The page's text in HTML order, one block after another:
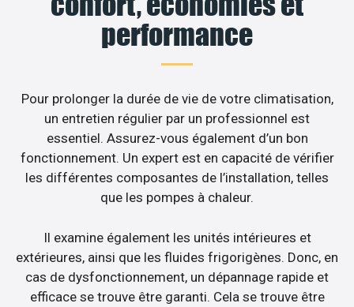
performance
Pour prolonger la durée de vie de votre climatisation,
un entretien régulier par un professionnel est
essentiel. Assurez-vous également d’un bon
fonctionnement. Un expert est en capacité de vérifier
les différentes composantes de l’installation, telles
que les pompes à chaleur.
Il examine également les unités intérieures et
extérieures, ainsi que les fluides frigorigènes. Donc, en
cas de dysfonctionnement, un dépannage rapide et
efficace se trouve être garanti. Cela se trouve être